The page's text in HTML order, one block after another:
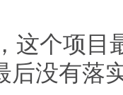
这个项目
后没有落